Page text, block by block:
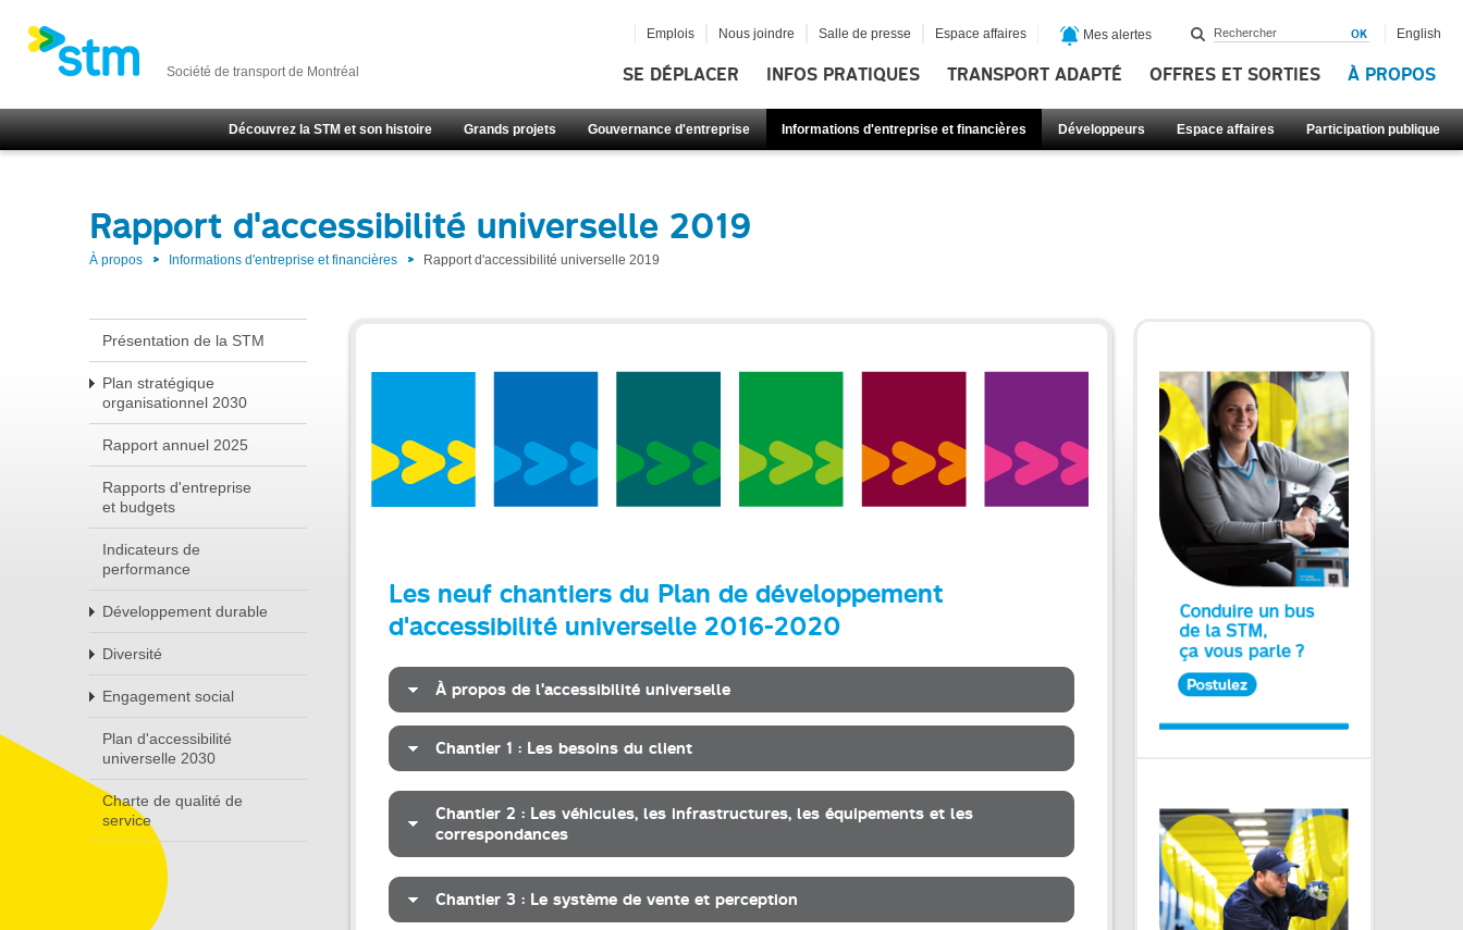
Société de transport de Montréal SE DÉPLACER INFOS PRATIQUES TRANSPORT ADAPTÉ OFFRES ET SORTIES À PROPOS
Découvrez la STM et son histoire Grands projets Gouvernance d'entreprise Informations d'entreprise et financières Développeurs Espace affaires Participation publique
Emplois Nous joindre Salle de presse Espace affaires Mes alertes English
Rapport d'accessibilité universelle 2019
À propos Informations d'entreprise et financières Rapport d'accessibilité universelle 2019
Présentation de la STM
Plan stratégique
organisationnel 2030
Rapport annuel 2025
Rapports d'entreprise
et budgets
Indicateurs de
performance
Développement durable
Diversité
Engagement social
Plan d'accessibilité
universelle 2030
Charte de qualité de
service
Les neuf chantiers du Plan de développement
d'accessibilité universelle 2016-2020
À propos de l'accessibilité universelle
Chantier 1 : Les besoins du client
Chantier 2 : Les véhicules, les infrastructures, les équipements et les
correspondances
Chantier 3 : Le système de vente et perception